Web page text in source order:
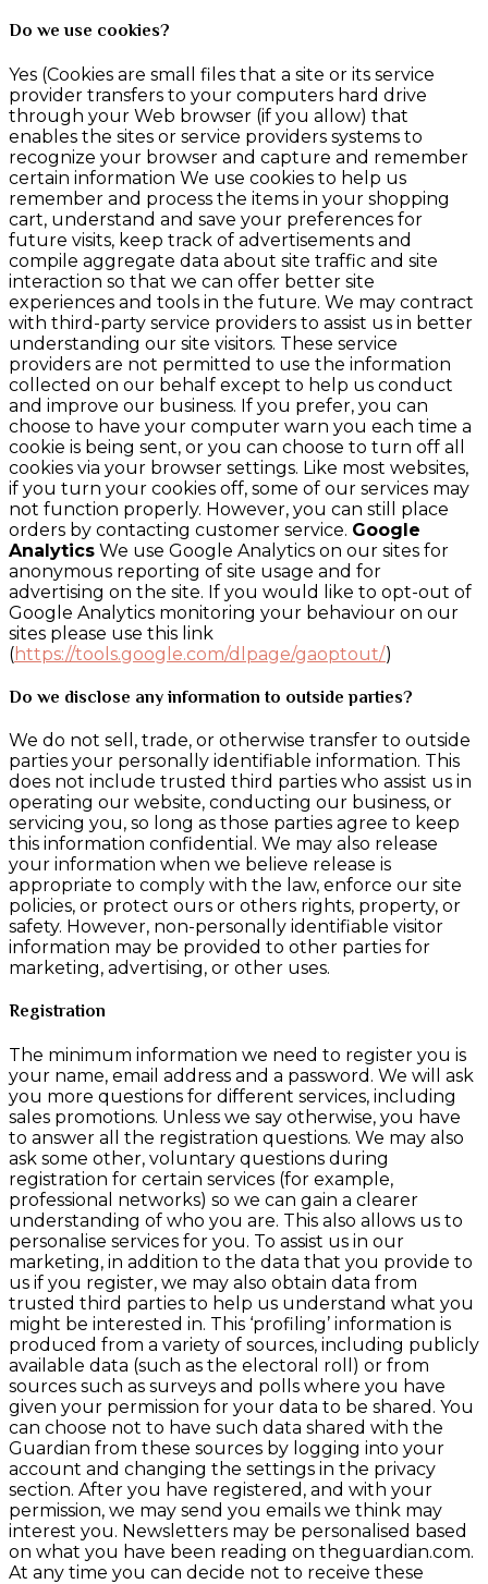
Do we use cookies?
Yes (Cookies are small files that a site or its service
provider transfers to your computers hard drive
through your Web browser (if you allow) that
enables the sites or service providers systems to
recognize your browser and capture and remember
certain information We use cookies to help us
remember and process the items in your shopping
cart, understand and save your preferences for
future visits, keep track of advertisements and
compile aggregate data about site traffic and site
interaction so that we can offer better site
experiences and tools in the future. We may contract
with third-party service providers to assist us in better
understanding our site visitors. These service
providers are not permitted to use the information
collected on our behalf except to help us conduct
and improve our business. If you prefer, you can
choose to have your computer warn you each time a
cookie is being sent, or you can choose to turn off all
cookies via your browser settings. Like most websites,
if you turn your cookies off, some of our services may
not function properly. However, you can still place
orders by contacting customer service. Google
Analytics We use Google Analytics on our sites for
anonymous reporting of site usage and for
advertising on the site. If you would like to opt-out of
Google Analytics monitoring your behaviour on our
sites please use this link
(https://tools.google.com/dlpage/gaoptout/)
Do we disclose any information to outside parties?
We do not sell, trade, or otherwise transfer to outside
parties your personally identifiable information. This
does not include trusted third parties who assist us in
operating our website, conducting our business, or
servicing you, so long as those parties agree to keep
this information confidential. We may also release
your information when we believe release is
appropriate to comply with the law, enforce our site
policies, or protect ours or others rights, property, or
safety. However, non-personally identifiable visitor
information may be provided to other parties for
marketing, advertising, or other uses.
Registration
The minimum information we need to register you is
your name, email address and a password. We will ask
you more questions for different services, including
sales promotions. Unless we say otherwise, you have
to answer all the registration questions. We may also
ask some other, voluntary questions during
registration for certain services (for example,
professional networks) so we can gain a clearer
understanding of who you are. This also allows us to
personalise services for you. To assist us in our
marketing, in addition to the data that you provide to
us if you register, we may also obtain data from
trusted third parties to help us understand what you
might be interested in. This ‘profiling’ information is
produced from a variety of sources, including publicly
available data (such as the electoral roll) or from
sources such as surveys and polls where you have
given your permission for your data to be shared. You
can choose not to have such data shared with the
Guardian from these sources by logging into your
account and changing the settings in the privacy
section. After you have registered, and with your
permission, we may send you emails we think may
interest you. Newsletters may be personalised based
on what you have been reading on theguardian.com.
At any time you can decide not to receive these